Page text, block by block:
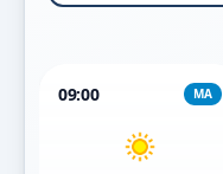
09:00 MA